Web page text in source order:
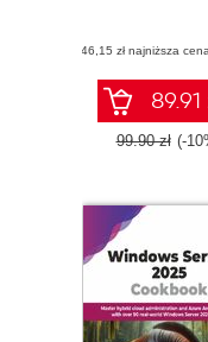
(46,15 zł najniższa
89.91
99.90 zł (-